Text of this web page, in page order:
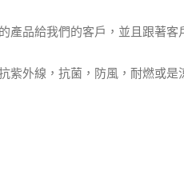
產品給我們的客戶，並且跟著客
紫外線，抗菌，防風，耐燃或是